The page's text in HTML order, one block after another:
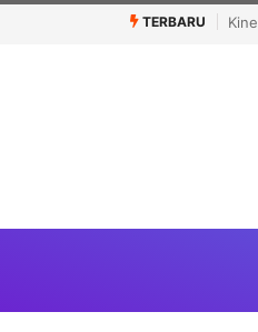
TERBARU
Institutions Award 2026